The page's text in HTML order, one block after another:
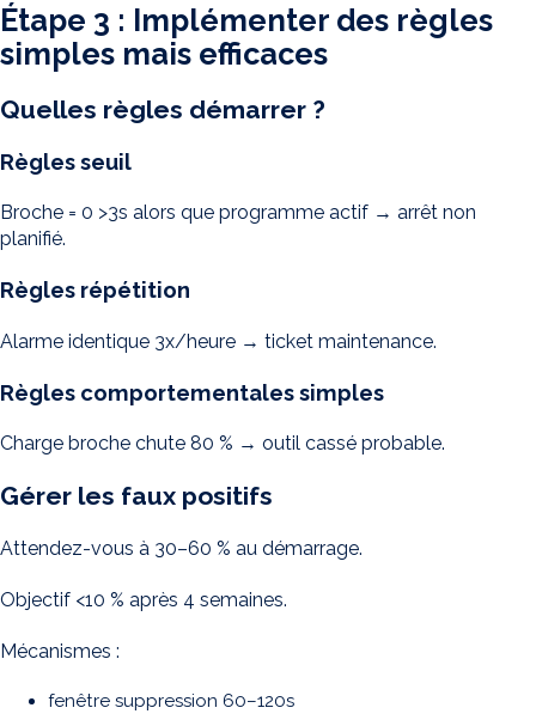
Étape 3 : Implémenter des règles
simples mais efficaces
Quelles règles démarrer ?
Règles seuil
Broche = 0 >3s alors que programme actif → arrêt non
planifié.
Règles répétition
Alarme identique 3x/heure → ticket maintenance.
Règles comportementales simples
Charge broche chute 80 % → outil cassé probable.
Gérer les faux positifs
Attendez-vous à 30–60 % au démarrage.
Objectif <10 % après 4 semaines.
Mécanismes :
fenêtre suppression 60–120s